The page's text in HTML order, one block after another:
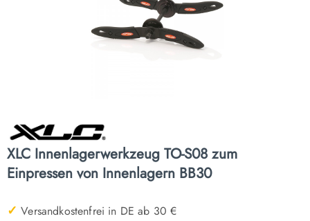
XLC Innenlagerwerkzeug TO-S08 zum
Einpressen von Innenlagern BB30
✓ Versandkostenfrei in DE ab 30 €